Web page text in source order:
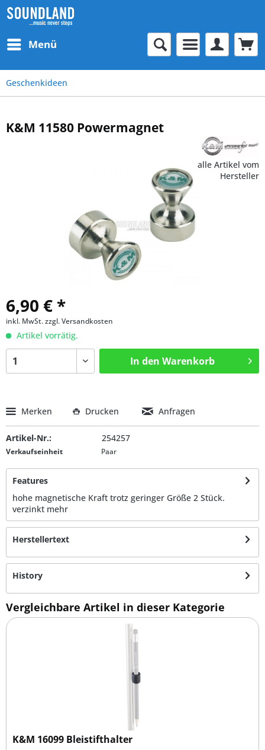
Menü
Geschenkideen
K&M 11580 Powermagnet
alle Artikel vom
Hersteller
6,90 € *
inkl. MwSt.zzgl. Versandkosten
Artikel vorrätig.
In den Warenkorb
Merken Drucken Anfragen
Artikel-Nr.: 254257
Verkaufseinheit Paar
Features
hohe magnetische Kraft trotz geringer Größe 2 Stück.
verzinkt mehr
Herstellertext
History
Vergleichbare Artikel in dieser Kategorie
K&M 16099 Bleistifthalter